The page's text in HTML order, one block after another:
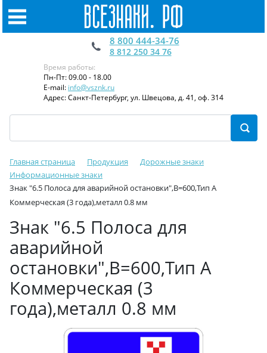
8 800 444-34-76
8 812 250 34 76
Время работы:
Пн-Пт: 09.00 - 18.00
E-mail: info@vsznk.ru
Адрес: Санкт-Петербург, ул. Швецова, д. 41, оф. 314
Главная страница Продукция
Дорожные знаки
Информационные знаки
Знак "6.5 Полоса для аварийной остановки",B=600,Тип А
Коммерческая (3 года),металл 0.8 мм
Знак "6.5 Полоса для
аварийной
остановки",B=600,Тип А
Коммерческая (3
года),металл 0.8 мм